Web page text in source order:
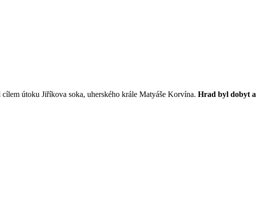
cílem útoku Jiříkova soka, uherského krále Matyáše Korvína. Hrad byl dobyt a